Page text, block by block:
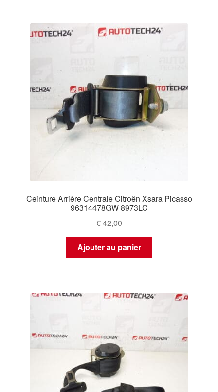
Ceinture Arrière Centrale Citroën Xsara Picasso
96314478GW 8973LC
€42,00
Ajouter au panier